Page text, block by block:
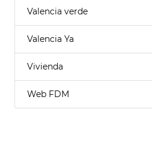
Valencia verde
Valencia Ya
Vivienda
Web FDM